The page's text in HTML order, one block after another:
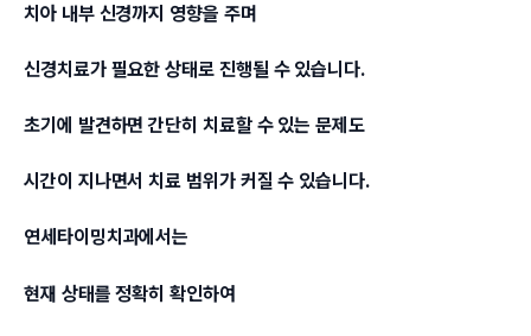
치아 내부 신경까지 영향을 주며
신경치료가 필요한 상태로 진행될 수 있습니다.
초기에 발견하면 간단히 치료할 수 있는 문제도
시간이 지나면서 치료 범위가 커질 수 있습니다.
연세타이밍치과에서는
현재 상태를 정확히 확인하여